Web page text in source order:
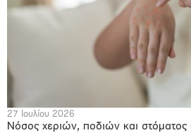
27 Ιουλίου 2026
Νόσος χεριών, ποδιών και στόματος